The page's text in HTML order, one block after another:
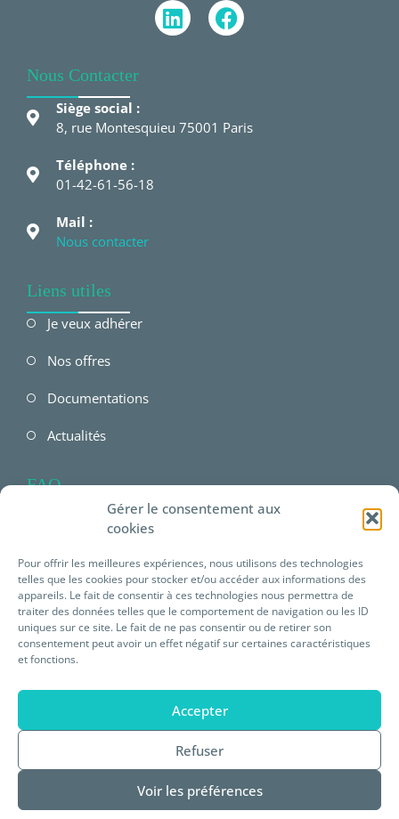
Gérer le consentement aux
cookies
Pour offrir les meilleures expériences, nous utilisons des technologies
telles que les cookies pour stocker et/ou accéder aux informations des
appareils. Le fait de consentir à ces technologies nous permettra de
traiter des données telles que le comportement de navigation ou les ID
uniques sur ce site. Le fait de ne pas consentir ou de retirer son
consentement peut avoir un effet négatif sur certaines caractéristiques
et fonctions.
Accepter
Refuser
Voir les préférences
Nous Contacter
Siège social :
8, rue Montesquieu 75001 Paris
Téléphone :
01-42-61-56-18
Mail :
Nous contacter
Liens utiles
Je veux adhérer
Nos offres
Documentations
Actualités
FAQ
FAQ Employeur
FAQ Salarié
FAQ offres Prévéam
Plateforme E-learning
Mentions légales
Statuts de Prévéam